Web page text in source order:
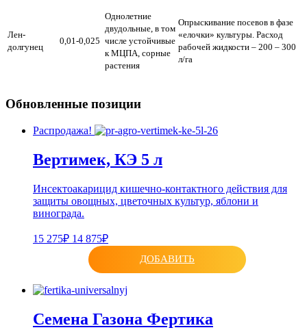
Лен-
долгунец
0,01-0,025
Однолетние
двудольные, в том
числе устойчивые
к МЦПА, сорные
растения
Опрыскивание посевов в фазе
«елочки» культуры. Расход
рабочей жидкости – 200 – 300
л/га
Обновленные позиции
Распродажа!
Вертимек, КЭ 5 л
Инсектоакарицид кишечно-контактного действия для
защиты овощных, цветочных культур, яблони и
винограда.
15 275₽ 14 875₽
ДОБАВИТЬ
Семена Газона Фертика